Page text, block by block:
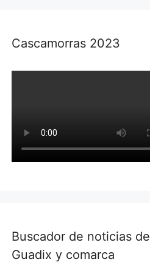
Cascamorras 2023
Buscador de noticias de
Guadix y comarca